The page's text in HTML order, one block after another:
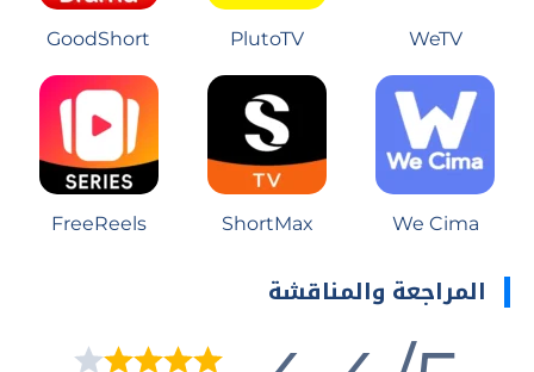
WeTV
PlutoTV
GoodShort
We Cima
ShortMax
FreeReels
المراجعة والمناقشة